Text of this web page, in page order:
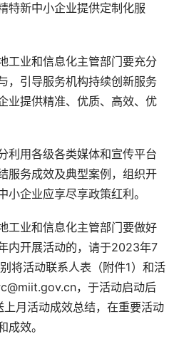
特新中小企业提供定制化服
工业和信息化主管部门要充分
，引导服务机构持续创新服务
业提供精准、优质、高效、优
利用各级各类媒体和宣传平台
服务成效及典型案例，组织开
企业应享尽享政策红利。
工业和信息化主管部门要做好
内开展活动的，请于2023年7
将活动联系人表（附件1）和活
，于活动启动后
月活动成效总结，在重要活动
效。